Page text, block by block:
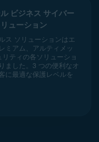
ビジネス サイバー
ューション
ス ソリューションはエ
ミアム、アルティメッ
リティの各ソリューショ
ました。3 つの便利なオ
に最適な保護レベルを